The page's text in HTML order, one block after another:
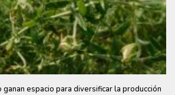
espacio para diversificar la producción